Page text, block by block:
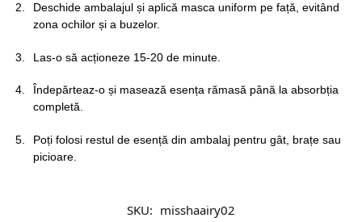
Deschide ambalajul și aplică masca uniform pe față, evitând
zona ochilor și a buzelor.
Las-o să acționeze 15-20 de minute.
Îndepărteaz-o și masează esența rămasă până la absorbția
completă.
Poți folosi restul de esență din ambalaj pentru gât, brațe sau
picioare.
SKU: misshaairy02